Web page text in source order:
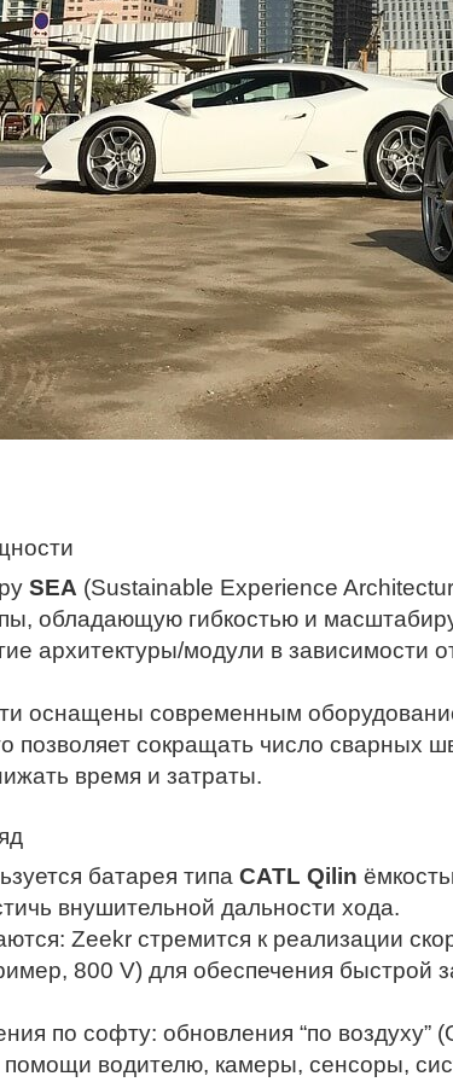
SEA (Sustainable Experience
обладающую гибкостью и
архитектуры/модули в зависимости
оснащены современным
позволяет сокращать число сварных
время и затраты.
батарея типа CATL Qilin
внушительной дальности хода.
Zeekr стремится к реализации
800 V) для обеспечения быстрой
по софту: обновления “по воздуху”
помощи водителю, камеры, сенсоры,